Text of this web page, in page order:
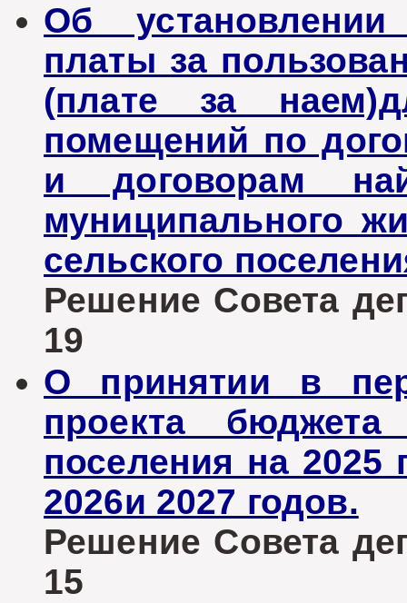
Об
платы за
(плате за
помещений по
и договорам
муниципального
сельского
Решение Совета
19
О принятии в
проекта бюджета
поселения на
2026и 2027 годов.
Решение Совета
15